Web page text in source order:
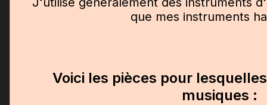
que mes instruments
Voici les pièces pour
musiques :